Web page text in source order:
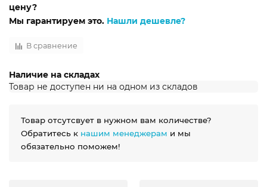
цену?
Мы гарантируем это. Нашли дешевле?
В сравнение
Наличие на складах
Товар не доступен ни на одном из складов
Товар отсутсвует в нужном вам количестве?
Обратитесь к нашим менеджерам и мы
обязательно поможем!